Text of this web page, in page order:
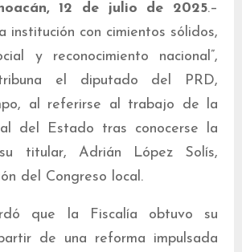
12 de julio de 2025.–
institución con cimientos sólidos,
y reconocimiento nacional”,
el diputado del PRD,
al referirse al trabajo de la
del Estado tras conocerse la
titular, Adrián López Solís,
del Congreso local.
que la Fiscalía obtuvo su
de una reforma impulsada